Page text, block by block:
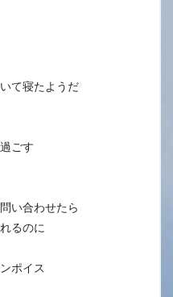
て寝たようだ
ごす
い合わせたら
るのに
ポイス